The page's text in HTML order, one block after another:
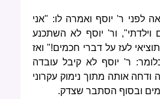
ר' יוסף ואמרה לו: "אני
ור' יוסף לא השתכנע
לעז על דברי חכמים!" ואז
ר' יוסף לא קיבל עובדה
אותה מתוך נימוק עקרוני
ובסוף הסתבר שצדק.